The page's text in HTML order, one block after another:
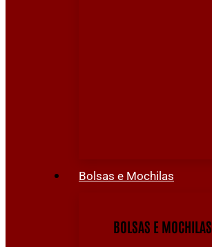
Bolsas e Mochilas
BOLSAS E MOCHILAS